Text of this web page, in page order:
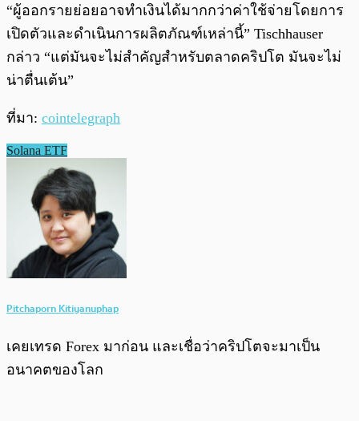
“ผู้ออกรายย่อยอาจทำเงินได้มากกว่าค่าใช้จ่ายโดยการ
เปิดตัวและดำเนินการผลิตภัณฑ์เหล่านี้” Tischhauser
กล่าว “แต่มันจะไม่สำคัญสำหรับตลาดคริปโต มันจะไม่
น่าตื่นเต้น”
ที่มา: cointelegraph
Solana ETF
Pitchaporn Kitiyanuphap
เคยเทรด Forex มาก่อน และเชื่อว่าคริปโตจะมาเป็น
อนาคตของโลก